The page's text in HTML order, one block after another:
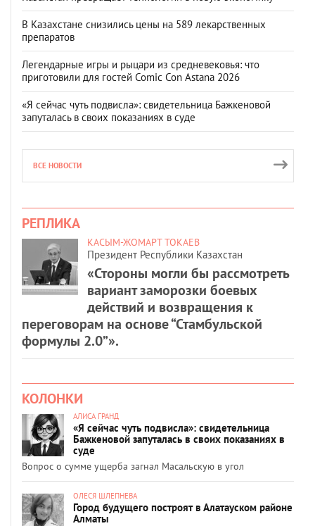
В Казахстане снизились цены на 589 лекарственных
препаратов
Легендарные игры и рыцари из средневековья: что
приготовили для гостей Comic Con Astana 2026
«Я сейчас чуть подвисла»: свидетельница Бажкеновой
запуталась в своих показаниях в суде
ВСЕ НОВОСТИ
РЕПЛИКА
КАСЫМ-ЖОМАРТ ТОКАЕВ
Президент Республики Казахстан
«Стороны могли бы рассмотреть
вариант заморозки боевых
действий и возвращения к
переговорам на основе “Стамбульской
формулы 2.0”».
КОЛОНКИ
АЛИСА ГРАНД
«Я сейчас чуть подвисла»: свидетельница
Бажкеновой запуталась в своих показаниях в
суде
Вопрос о сумме ущерба загнал Масальскую в угол
ОЛЕСЯ ШЛЕПНЕВА
Город будущего построят в Алатауском районе
Алматы